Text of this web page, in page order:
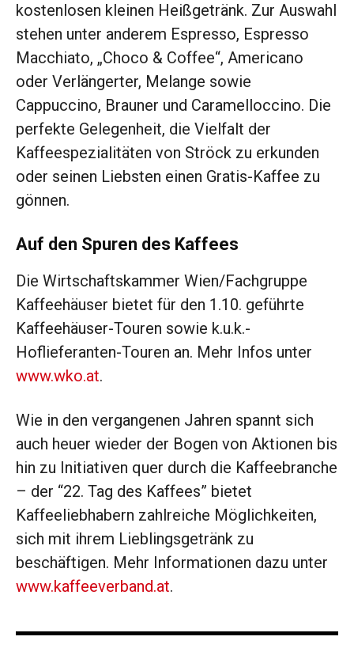
kostenlosen kleinen Heißgetränk. Zur Auswahl
stehen unter anderem Espresso, Espresso
Macchiato, „Choco & Coffee“, Americano
oder Verlängerter, Melange sowie
Cappuccino, Brauner und Caramelloccino. Die
perfekte Gelegenheit, die Vielfalt der
Kaffeespezialitäten von Ströck zu erkunden
oder seinen Liebsten einen Gratis-Kaffee zu
gönnen.
Auf den Spuren des Kaffees
Die Wirtschaftskammer Wien/Fachgruppe
Kaffeehäuser bietet für den 1.10. geführte
Kaffeehäuser-Touren sowie k.u.k.-
Hoflieferanten-Touren an. Mehr Infos unter
www.wko.at.
Wie in den vergangenen Jahren spannt sich
auch heuer wieder der Bogen von Aktionen bis
hin zu Initiativen quer durch die Kaffeebranche
– der “22. Tag des Kaffees” bietet
Kaffeeliebhabern zahlreiche Möglichkeiten,
sich mit ihrem Lieblingsgetränk zu
beschäftigen. Mehr Informationen dazu unter
www.kaffeeverband.at.